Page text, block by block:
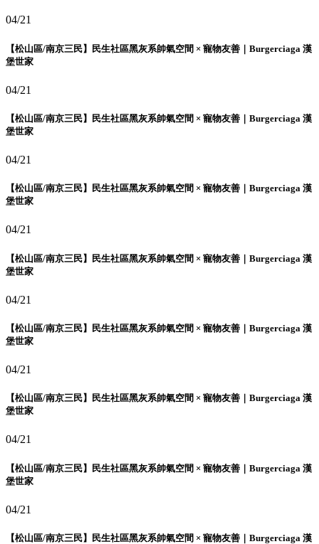
04/21
【松山區/南京三民】民生社區黑灰系帥氣空間 × 寵物友善｜Burgerciaga 漢
堡世家
04/21
【松山區/南京三民】民生社區黑灰系帥氣空間 × 寵物友善｜Burgerciaga 漢
堡世家
04/21
【松山區/南京三民】民生社區黑灰系帥氣空間 × 寵物友善｜Burgerciaga 漢
堡世家
04/21
【松山區/南京三民】民生社區黑灰系帥氣空間 × 寵物友善｜Burgerciaga 漢
堡世家
04/21
【松山區/南京三民】民生社區黑灰系帥氣空間 × 寵物友善｜Burgerciaga 漢
堡世家
04/21
【松山區/南京三民】民生社區黑灰系帥氣空間 × 寵物友善｜Burgerciaga 漢
堡世家
04/21
【松山區/南京三民】民生社區黑灰系帥氣空間 × 寵物友善｜Burgerciaga 漢
堡世家
04/21
【松山區/南京三民】民生社區黑灰系帥氣空間 × 寵物友善｜Burgerciaga 漢